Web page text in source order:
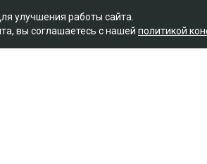
улучшения работы сайта.
вы соглашаетесь с нашей политикой